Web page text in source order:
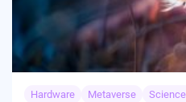
Hardware Metaverse